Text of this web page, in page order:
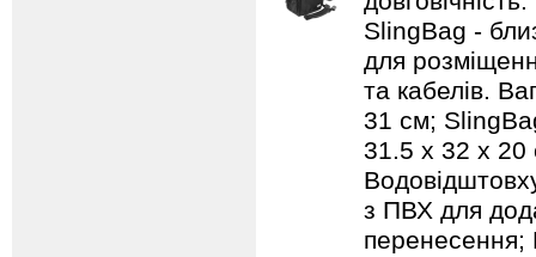
SlingBag -
для
та кабелів.
31 см;
31.5 x 32 x 20
з ПВХ для
перенесення;